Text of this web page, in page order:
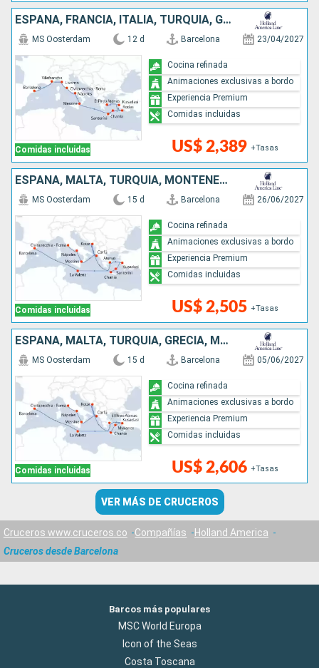
ESPAÑA, FRANCIA, ITALIA, TURQUÍA, GRECIA
Comidas incluidas
MS Oosterdam 12 d Barcelona 23/04/2027
US$ 2,389 +Tasas
Cocina refinada
Animaciones exclusivas a bordo
Experiencia Premium
Comidas incluidas
ESPAÑA, MALTA, TURQUÍA, MONTENEGRO, GRECIA, ITALIA
Comidas incluidas
MS Oosterdam 15 d Barcelona 26/06/2027
US$ 2,505 +Tasas
Cocina refinada
Animaciones exclusivas a bordo
Experiencia Premium
Comidas incluidas
ESPAÑA, MALTA, TURQUÍA, GRECIA, MONTENEGRO, ITALIA
Comidas incluidas
MS Oosterdam 15 d Barcelona 05/06/2027
US$ 2,606 +Tasas
Cocina refinada
Animaciones exclusivas a bordo
Experiencia Premium
Comidas incluidas
VER MÁS DE CRUCEROS
Cruceros www.cruceros.co Compañías
Holland America
Cruceros desde Barcelona
Barcos más populares
MSC World Europa
Icon of the Seas
Costa Toscana